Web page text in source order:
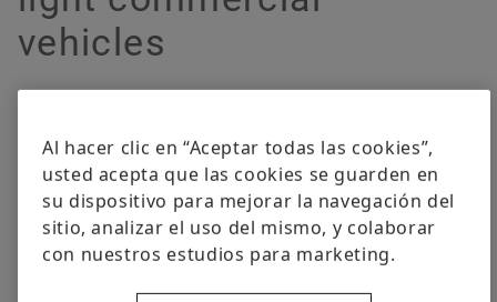
Compliance
Soluciones digitales
Fechas & Eventos
vehicles
transmission, engine, and chassis. Our
dependable repair solutions and spare parts
make installation uncomplicated and shorten
expensive downtimes. Because our passenger
Al hacer clic en “Aceptar todas las cookies”,
usted acepta que las cookies se guarden en
su dispositivo para mejorar la navegación del
sitio, analizar el uso del mismo, y colaborar
con nuestros estudios para marketing.